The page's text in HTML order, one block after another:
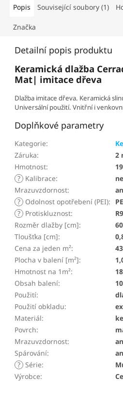
Popis Související soubory (1)
Značka
Detailní popis produktu
Keramická dlažba
Mat| imitace dřeva
Dlažba imitace dřeva. Keramická
Universální použití. Vnitřní i
Doplňkové parametry
Kategorie:
Záruka:
2
Hmotnost:
? Kalibrace:
ne
Mrazuvzdornost:
? Odolnost opotřebení (PEI):
? Protiskluznost:
R9
Rozměr dlažby [cm]:
Tloušťka [cm]:
Cena za jeden m²:
Plocha v balení [m²]:
Hmotnost na 1m²:
Obsah balení:
Použití:
Použití obkladu:
Materiál:
Povrch:
Mrazuvzdornost:
Spárování:
? Série:
Výrobce: